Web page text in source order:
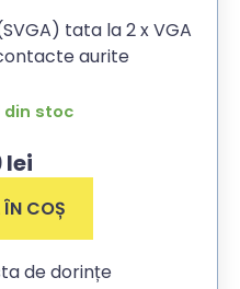
tata la 2 x VGA
aurite
din stoc
lei
COȘ
de dorințe